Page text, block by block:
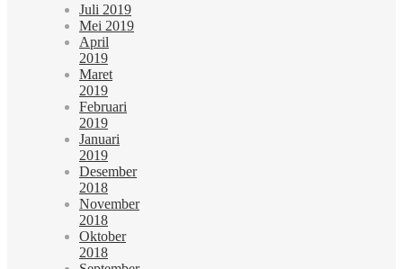
Juli 2019
Mei 2019
April
2019
Maret
2019
Februari
2019
Januari
2019
Desember
2018
November
2018
Oktober
2018